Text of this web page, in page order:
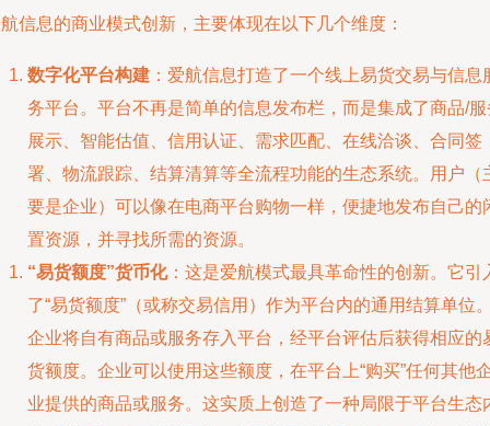
信息的商业模式创新，主要体现在以下几个维度：
数字化平台构建 ：爱航信息打造了一个线上易货交易与信息
务平台。平台不再是简单的信息发布栏，而是集成了商品/服
展示、智能估值、信用认证、需求匹配、在线洽谈、合同签
署、物流跟踪、结算清算等全流程功能的生态系统。用户（
要是企业）可以像在电商平台购物一样，便捷地发布自己的
置资源，并寻找所需的资源。
“易货额度”货币化：这是爱航模式最具革命性的创新。它引
了“易货额度”（或称交易信用）作为平台内的通用结算单位
企业将自有商品或服务存入平台，经平台评估后获得相应的
货额度。企业可以使用这些额度，在平台上“购买”任何其他
业提供的商品或服务。这实质上创造了一种局限于平台生态